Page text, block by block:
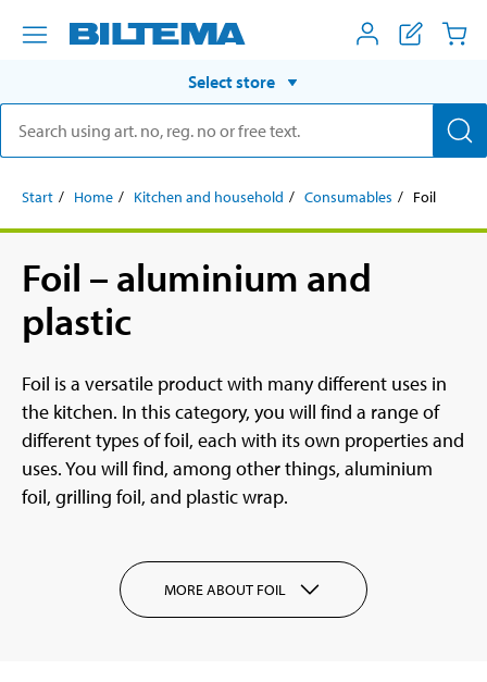
Select store
Start Home Kitchen and household Consumables Foil
Foil – aluminium and
plastic
Foil is a versatile product with many different uses in
the kitchen. In this category, you will find a range of
different types of foil, each with its own properties and
uses. You will find, among other things, aluminium
foil, grilling foil, and plastic wrap.
MORE ABOUT FOIL